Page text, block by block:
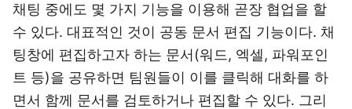
채팅 중에도 몇 가지 기능을 이용해 곧장 협업을 할
수 있다. 대표적인 것이 공동 문서 편집 기능이다. 채
팅창에 편집하고자 하는 문서(워드, 엑셀, 파워포인
트 등)을 공유하면 팀원들이 이를 클릭해 대화를 하
면서 함께 문서를 검토하거나 편집할 수 있다. 그리